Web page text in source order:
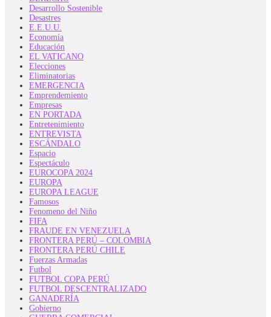
Desarrollo Sostenible
Desastres
E.E.U.U.
Economía
Educación
EL VATICANO
Elecciones
Eliminatorias
EMERGENCIA
Emprendemiento
Empresas
EN PORTADA
Entretenimiento
ENTREVISTA
ESCÁNDALO
Espacio
Espectáculo
EUROCOPA 2024
EUROPA
EUROPA LEAGUE
Famosos
Fenomeno del Niño
FIFA
FRAUDE EN VENEZUELA
FRONTERA PERÚ – COLOMBIA
FRONTERA PERÚ CHILE
Fuerzas Armadas
Futbol
FUTBOL COPA PERÚ
FUTBOL DESCENTRALIZADO
GANADERÍA
Gobierno